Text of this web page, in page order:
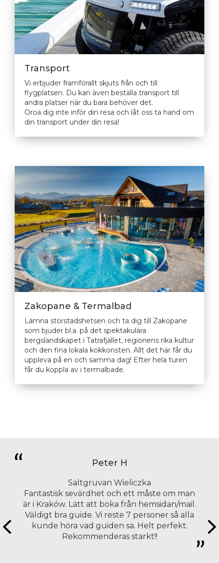
Transport
Vi erbjuder framförallt skjuts från och till
flygplatsen. Du kan även beställa transport till
andra platser när du bara behöver det.
Oroa dig inte inför din resa och låt oss ta hand om
din transport under din resa!
Zakopane & Termalbad
Lämna storstadshetsen och ta dig till Zakopane
som bjuder bl.a. på det spektakulära
bergslandskapet i Tatrafjället, regionens rika kultur
och den fina lokala kokkonsten. Allt det här får du
uppleva på en och samma dag! Efter hela turen
får du koppla av i termalbade.
Peter H
Saltgruvan Wieliczka
Fantastisk sevärdhet och ett måste om man
är i Kraków. Lätt att boka från hemsidan/mail.
Väldigt bra guide. Vi reste 7 personer så alla
kunde höra vad guiden sa. Helt perfekt.
Rekommenderas starkt!!